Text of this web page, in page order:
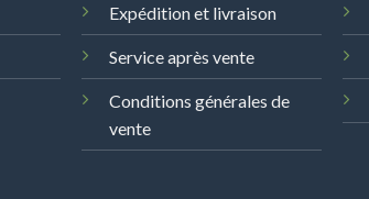
Expédition et livraison
Service après vente
Conditions générales de
vente